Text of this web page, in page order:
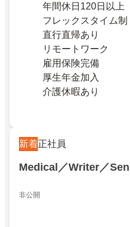
年間休日120日以上
フレックスタイム制
直行直帰あり
リモートワーク
雇用保険完備
厚生年金加入
介護休暇あり
新着正社員
Medical／Writer／
非公開